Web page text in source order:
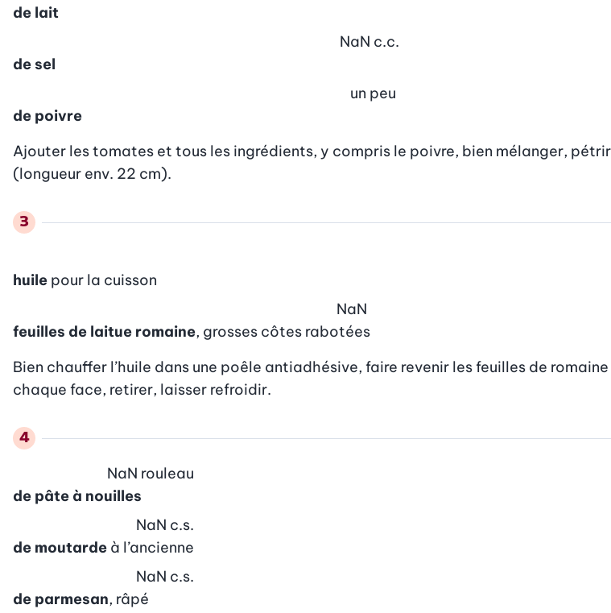
de lait
de sel
NaN c.c.
de poivre
un peu
Ajouter les tomates et tous les ingrédients, y compris le poivre, bien mélanger,
(longueur env. 22 cm).
huile pour la cuisson
feuilles de laitue romaine, grosses côtes rabotées
NaN
Bien chauffer l’huile dans une poêle antiadhésive, faire revenir les feuilles de
chaque face, retirer, laisser refroidir.
de pâte à nouilles
NaN rouleau
de moutarde à l’ancienne
NaN c.s.
de parmesan, râpé
NaN c.s.